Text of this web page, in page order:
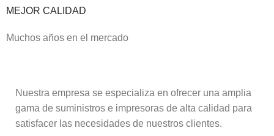
MEJOR CALIDAD
Muchos años en el mercado
Nuestra empresa se especializa en ofrecer una amplia
gama de suministros e impresoras de alta calidad para
satisfacer las necesidades de nuestros clientes.